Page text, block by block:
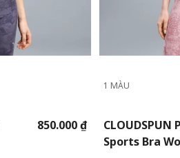
850.000 ₫
1 MÀU
CLOUDSPUN
Sports Bra